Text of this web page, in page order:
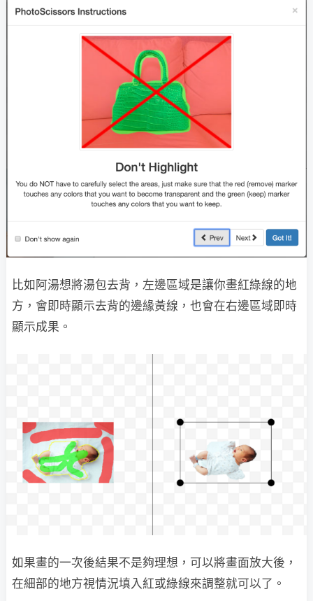
比如阿湯想將湯包去背，左邊區域是讓你畫紅綠線的地
方，會即時顯示去背的邊緣黃線，也會在右邊區域即時
顯示成果。
如果畫的一次後結果不是夠理想，可以將畫面放大後，
在細部的地方視情況填入紅或綠線來調整就可以了。